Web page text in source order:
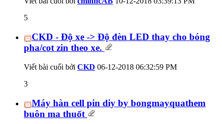
5
CKD - Độ xe -> Độ đèn LED thay cho bóng
pha/cot zin theo xe.
Viết bài cuối bởi CKD 06-12-2018 06:32:59 PM
3
Máy hàn cell pin diy by bongmayquathem
buôn ma thuốt